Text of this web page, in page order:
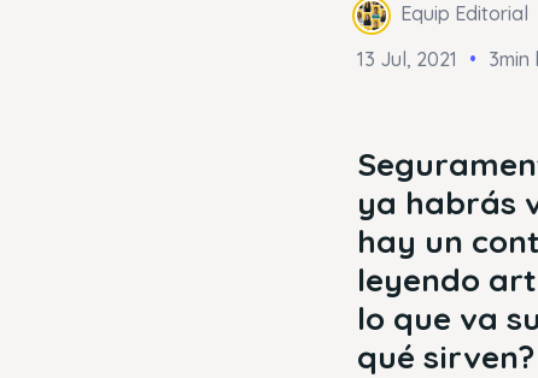
Equip Editorial
13 Jul, 2021
3min
ya habrás
hay un
leyendo
lo que va
qué sirven?